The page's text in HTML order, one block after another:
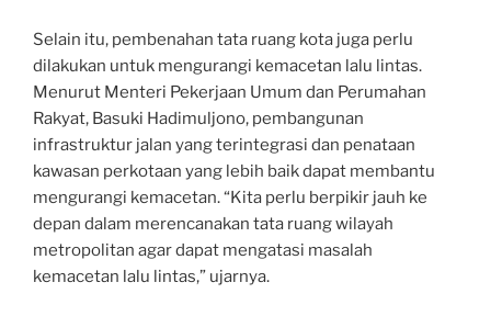
Selain itu, pembenahan tata ruang kota juga perlu
dilakukan untuk mengurangi kemacetan lalu lintas.
Menurut Menteri Pekerjaan Umum dan Perumahan
Rakyat, Basuki Hadimuljono, pembangunan
infrastruktur jalan yang terintegrasi dan penataan
kawasan perkotaan yang lebih baik dapat membantu
mengurangi kemacetan. “Kita perlu berpikir jauh ke
depan dalam merencanakan tata ruang wilayah
metropolitan agar dapat mengatasi masalah
kemacetan lalu lintas,” ujarnya.